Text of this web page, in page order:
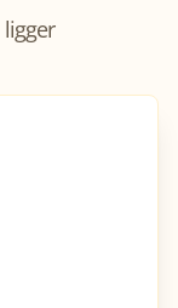
ligger